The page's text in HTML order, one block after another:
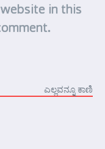
in this
ಎಲ್ಲವನ್ನೂ ಕಾಣಿ